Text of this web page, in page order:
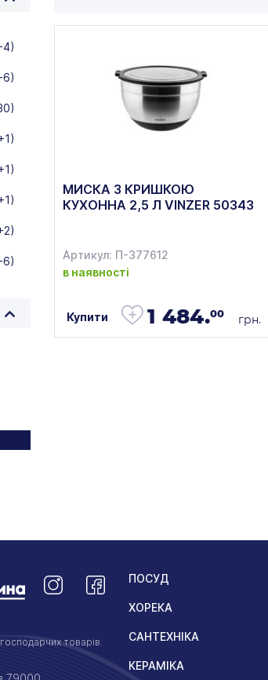
МИСКА З КРИШКОЮ
КУХОННА 2,5 Л VINZER 50343
Артикул: П-377612
в наявності
Купити 1 484.00 грн.
товарів.
ПОСУД
ХОРЕКА
САНТЕХНІКА
КЕРАМІКА